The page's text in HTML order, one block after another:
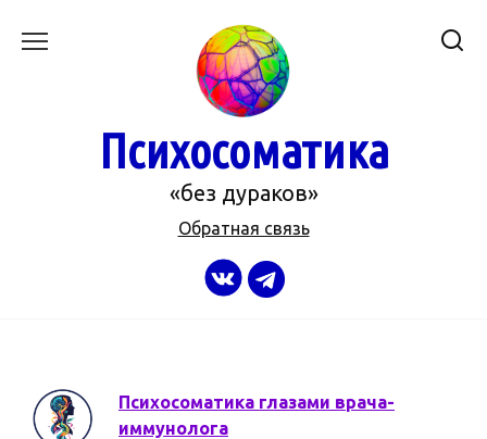
Психосоматика
«без дураков»
Обратная связь
Психосоматика глазами врача-
иммунолога